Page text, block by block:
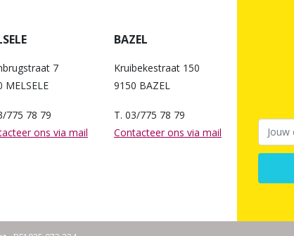
7
MELSELE
775 78 79
ons via mail
BAZEL
Kruibekestraat 150
9150 BAZEL
T. 03/775 78 79
Contacteer ons via mail